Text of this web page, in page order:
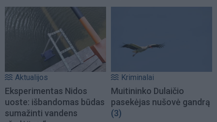
Aktualijos
Eksperimentas Nidos
uoste: išbandomas būdas
sumažinti vandens
Kriminalai
Muitininko Dulaičio
pasekėjas nušovė gandrą
(3)